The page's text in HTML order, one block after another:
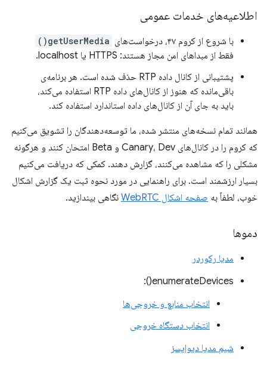
اطلاعیه‌های خدمات عمومی
با شروع از کروم ۴۷، درخواست‌های getUserMedia()
فقط از مبداهای امن مجاز هستند: HTTPS یا localhost.
پشتیبانی از کانال داده RTP حذف شده است. هر برنامه‌ی
باقی‌مانده که هنوز از کانال‌های داده RTP استفاده می‌کند،
باید به جای آن از کانال‌های داده استاندارد استفاده کند.
همانند تمام نسخه‌های منتشر شده، ما توسعه‌دهندگان را تشویق می‌کنیم
که کروم را در کانال‌های Canary، Dev و Beta امتحان کنند و هرگونه
مشکلی را که مشاهده می‌کنند، گزارش دهند. کمکی که دریافت می‌کنیم
بسیار ارزشمند است. برای راهنمایی در مورد نحوه ثبت یک گزارش اشکال
خوب، لطفاً به صفحه اشکال WebRTC نگاهی بیندازید.
دموها
مدیا رکوردر
enumerateDevices():
انتخاب منابع و خروجی‌ها
انتخاب دستگاه خروجی
شیم مدیا دیوایسز